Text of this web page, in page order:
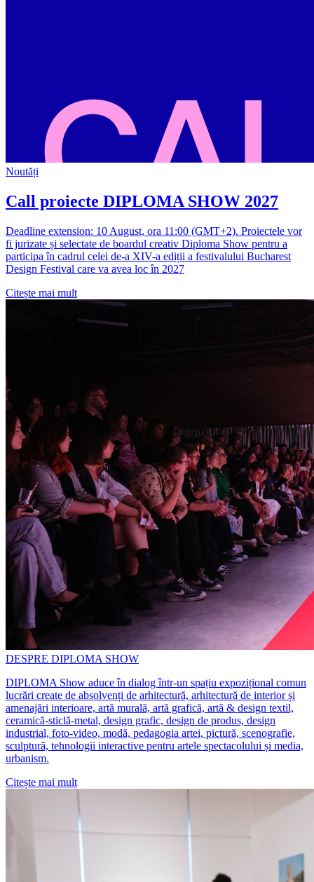
Noutăți
Call proiecte DIPLOMA SHOW 2027
Deadline extension: 10 August, ora 11:00 (GMT+2). Proiectele vor
fi jurizate și selectate de boardul creativ Diploma Show pentru a
participa în cadrul celei de-a XIV-a ediții a festivalului Bucharest
Design Festival care va avea loc în 2027
Citește mai mult
DESPRE DIPLOMA SHOW
DIPLOMA Show aduce în dialog într-un spațiu expozițional comun
lucrări create de absolvenți de arhitectură, arhitectură de interior și
amenajări interioare, artă murală, artă grafică, artă & design textil,
ceramică-sticlă-metal, design grafic, design de produs, design
industrial, foto-video, modă, pedagogia artei, pictură, scenografie,
sculptură, tehnologii interactive pentru artele spectacolului și media,
urbanism.
Citește mai mult